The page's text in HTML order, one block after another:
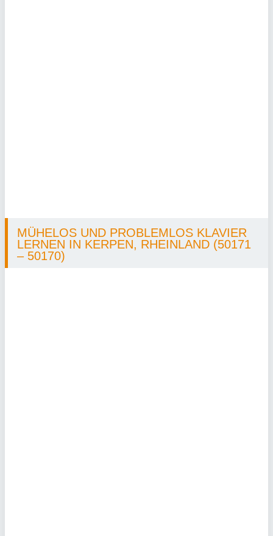
MÜHELOS UND PROBLEMLOS KLAVIER
LERNEN IN KERPEN, RHEINLAND (50171
– 50170)